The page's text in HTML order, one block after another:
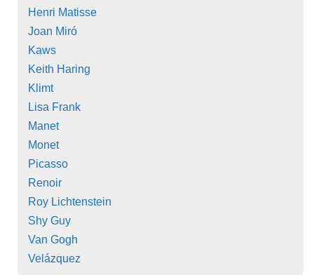
Henri Matisse
Joan Miró
Kaws
Keith Haring
Klimt
Lisa Frank
Manet
Monet
Picasso
Renoir
Roy Lichtenstein
Shy Guy
Van Gogh
Velázquez